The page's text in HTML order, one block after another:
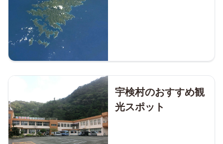
宇検村のおすすめ観
光スポット